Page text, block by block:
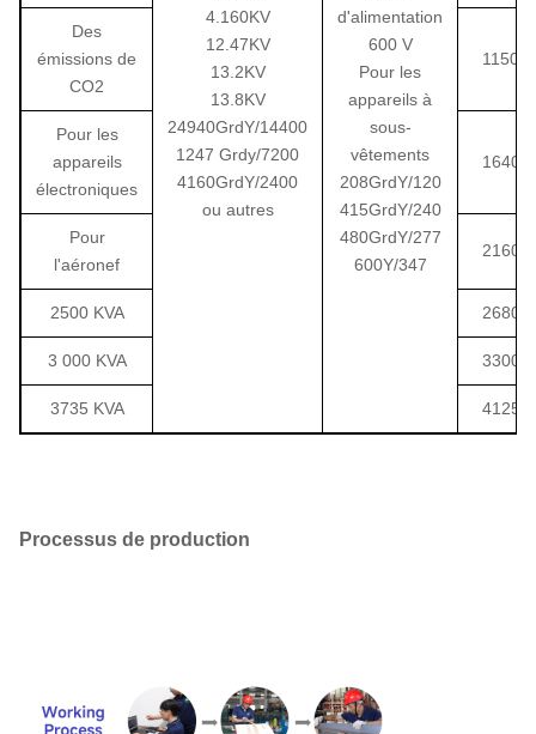
4.160KV
12.47KV
13.2KV
13.8KV
24940GrdY/14400
1247 Grdy/7200
4160GrdY/2400
ou autres
d'alimentation
600 V
Pour les
appareils à
sous-
vêtements
208GrdY/120
415GrdY/240
480GrdY/277
600Y/347
Des
émissions de
CO2
1150
Pour les
appareils
électroniques
1640
Pour
l'aéronef
2160
2500 KVA 2680
3 000 KVA 3300
3735 KVA 4125
Processus de production